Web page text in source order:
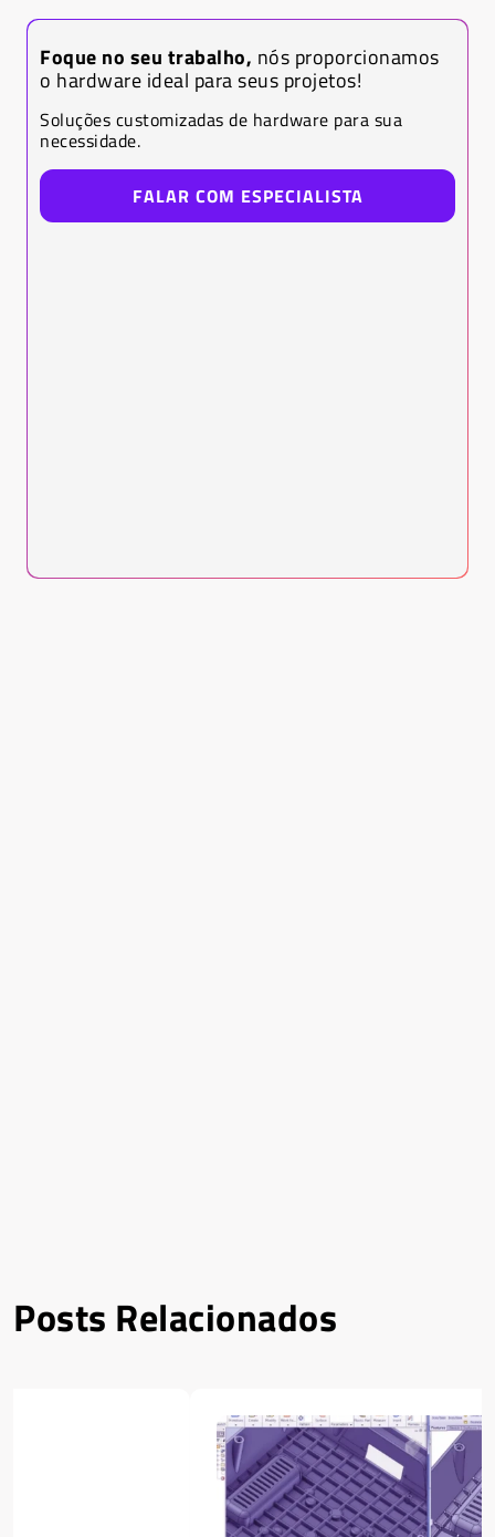
Foque no seu trabalho, nós proporcionamos
o hardware ideal para seus projetos!
Soluções customizadas de hardware para sua
necessidade.
FALAR COM ESPECIALISTA
Posts Relacionados